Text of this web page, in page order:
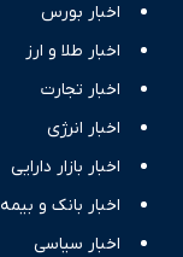
اخبار بورس
اخبار طلا و ارز
اخبار تجارت
اخبار انرژی
اخبار بازار دارایی
اخبار بانک و بیمه
اخبار سیاسی